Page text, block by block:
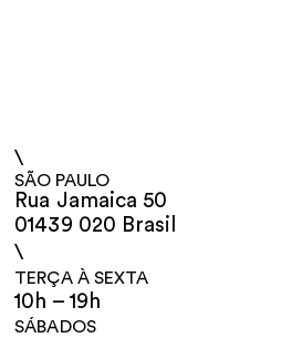
\
SÃO PAULO
Rua Jamaica 50
01439 020 Brasil
\
TERÇA À SEXTA
10h – 19h
SÁBADOS